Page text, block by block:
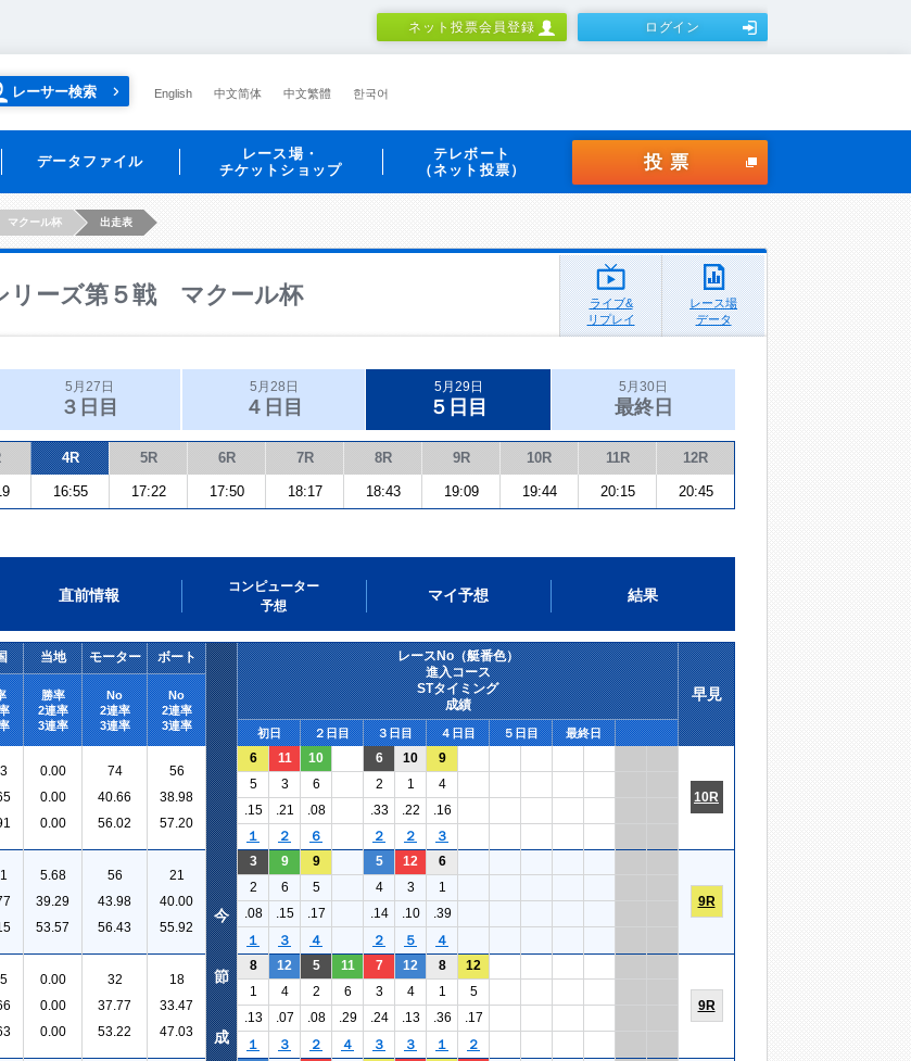
ネット投票会員登録 ログイン
レーサー検索 English 中文简体 中文繁體 한국어
データファイル
レース場・
チケットショップ
テレボート
（ネット投票）
投票
マクール杯 出走表
リーズ第５戦 マクール杯
ライブ&
リプレイ
レース場
データ
5月27日
３日目
5月28日
４日目
5月29日
５日目
5月30日
最終日
4R 5R 6R 7R 8R 9R 10R 11R 12R
16:55 17:22 17:50 18:17 18:43 19:09 19:44 20:15 20:45
直前情報
コンピューター
予想
マイ予想 結果
当地 モーター ボート
レースNo（艇番色）
進入コース
STタイミング
成績
早見
勝率
2連率
3連率
No
2連率
3連率
No
2連率
3連率
初日 ２日目 ３日目 ４日目 ５日目 最終日
0.00
0.00
0.00
74
40.66
56.02
56
38.98
57.20
6 11 10 6 10 9
10R
5 3 6 2 1
4
.15
.21 .08 .33 .22
.16
１
２ ６ ２ ２ ３
5.68
39.29
53.57
56
43.98
56.43
21
40.00
55.92
3 9 9 5 12 6
9R
2 6 5 4 3
1
.08
.15 .17 .14 .10
.39
１
３ ４ ２ ５ ４
0.00
0.00
0.00
32
37.77
53.22
18
33.47
47.03
8 12 5 11 7 12 8 12
9R
1 4 2 6 3 4 1
5
.13
.07 .08 .29 .24 .13 .36
.17
１
３ ２ ４ ３ ３ １ ２
今
節
成